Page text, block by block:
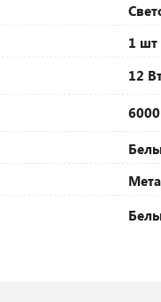
1 шт
12